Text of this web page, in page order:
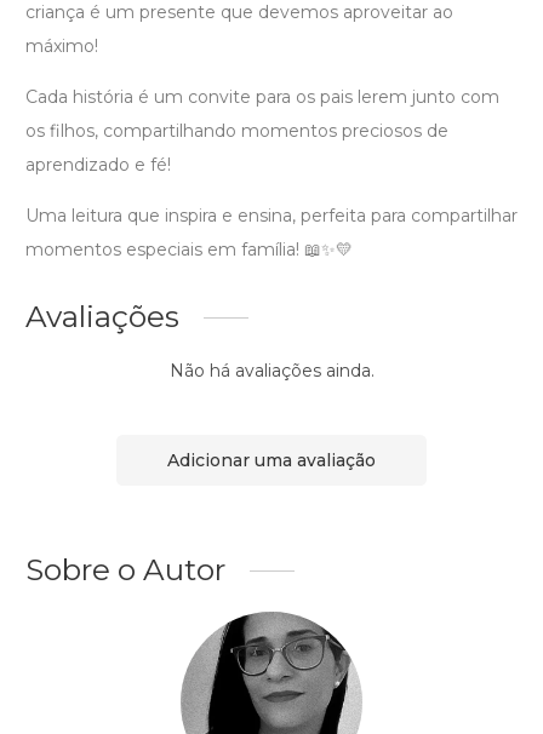
criança é um presente que devemos aproveitar ao
máximo!
Cada história é um convite para os pais lerem junto com
os filhos, compartilhando momentos preciosos de
aprendizado e fé!
Uma leitura que inspira e ensina, perfeita para compartilhar
momentos especiais em família! 📖✨💛
Avaliações
Não há avaliações ainda.
Adicionar uma avaliação
Sobre o Autor